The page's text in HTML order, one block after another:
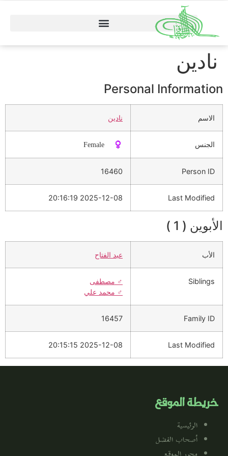
نادين
Personal Information
الاسم نادين
الجنس ♀️ Female
Person ID
16460
Last Modified
2025-12-08 20:16:19
الأبوين ( 1 )
الأب عبد الفتاح
Siblings
♂️ مصطفى
♂️ محمد علي
Family ID
16457
Last Modified
2025-12-08 20:15:15
خريطة الموقع
الرئيسية
أصحاب الفضل